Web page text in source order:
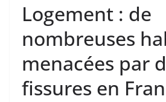
Logement : de
nombreuses
menacées par
fissures en